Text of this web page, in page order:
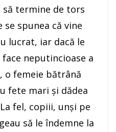
termine de tors
se spunea că vine
lucrat, iar dacă le
neputincioase a
o femeie bătrână
fete mari şi dădea
fel, copiii, unşi pe
să le îndemne la